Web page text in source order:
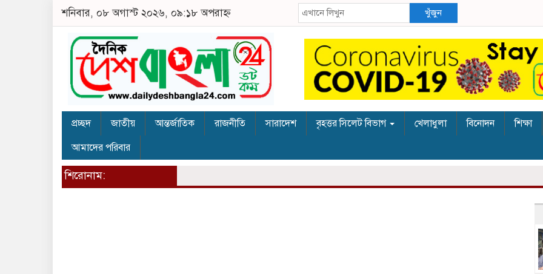
শনিবার, ০৮ অগাস্ট ২০২৬, ০৯:১৮ অপরাহ্ন খুঁজুন
প্রচ্ছদ জাতীয় আন্তর্জাতিক রাজনীতি সারাদেশ বৃহত্তর সিলেট বিভাগ খেলাধুলা বিনোদন শিক্ষা
আমাদের পরিবার
শিরোনাম: